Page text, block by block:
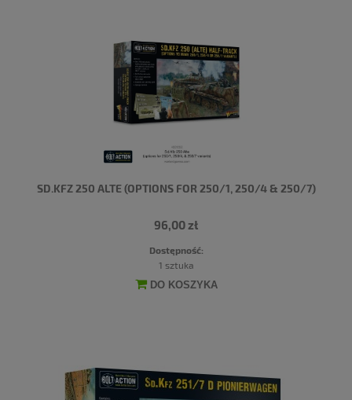
SD.KFZ 250 ALTE (OPTIONS FOR 250/1, 250/4 & 250/7)
96,00 zł
Dostępność:
1 sztuka
DO KOSZYKA